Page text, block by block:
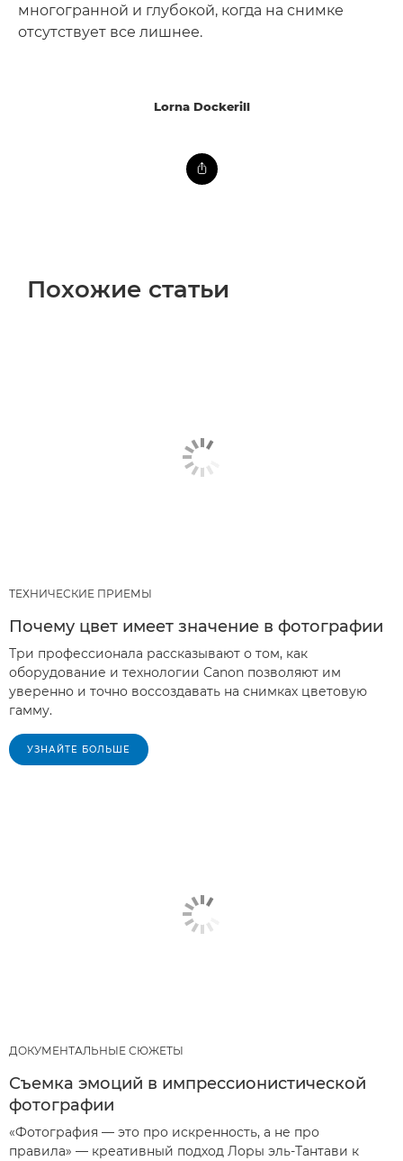
многогранной и глубокой, когда на снимке
отсутствует все лишнее.
Lorna Dockerill
Похожие статьи
ТЕХНИЧЕСКИЕ ПРИЕМЫ
Почему цвет имеет значение в фотографии
Три профессионала рассказывают о том, как
оборудование и технологии Canon позволяют им
уверенно и точно воссоздавать на снимках цветовую
гамму.
УЗНАЙТЕ БОЛЬШЕ
ДОКУМЕНТАЛЬНЫЕ СЮЖЕТЫ
Съемка эмоций в импрессионистической
фотографии
«Фотография — это про искренность, а не про
правила» — креативный подход Лоры эль-Тантави к